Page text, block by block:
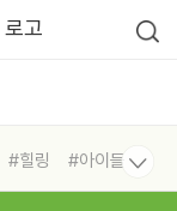
#힐링
#아이들